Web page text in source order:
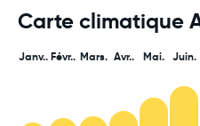
Carte climatique
Janv.. Févr.. Mars. Avr.. Mai. Juin.